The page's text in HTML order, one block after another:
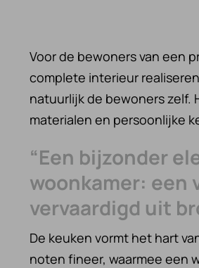
Voor de bewoners van een
complete interieur
natuurlijk de bewoners zelf.
materialen en persoonlijke
“Een bijzonder
woonkamer: een
vervaardigd uit
De keuken vormt het hart
noten fineer, waarmee een